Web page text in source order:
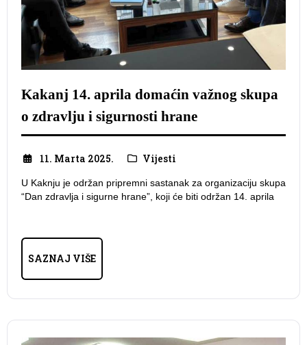
Kakanj 14. aprila domaćin važnog skupa
o zdravlju i sigurnosti hrane
11. Marta 2025. Vijesti
U Kaknju je održan pripremni sastanak za organizaciju skupa
“Dan zdravlja i sigurne hrane”, koji će biti održan 14. aprila
SAZNAJ VIŠE